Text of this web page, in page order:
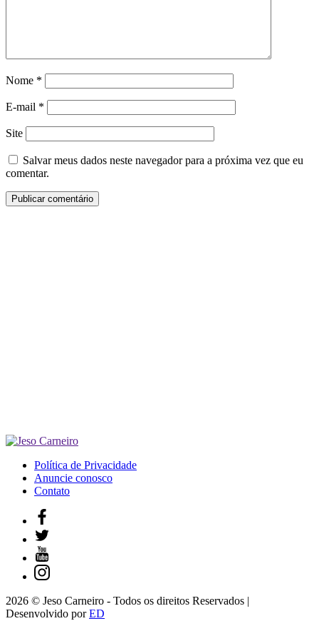
Nome *
E-mail *
Site
Salvar meus dados neste navegador para a próxima vez que eu
comentar.
Política de Privacidade
Anuncie conosco
Contato
2026 © Jeso Carneiro - Todos os direitos Reservados |
Desenvolvido porED